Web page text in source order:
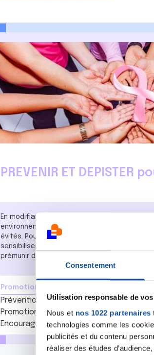
Consentement
Utilisation responsable de
Nous et nos 1022 partenaires
technologies comme les
publicités et du contenu
réaliser des études
PREVENIR ET DEPISTER
En modifiant certaines habitudes, notre
environnements, il est estimé que 40% des
évités. Pour cette raison, la Ligue souhaite
sensibiliser, pour donner à chacun les
prémunir d'un cancer.
Promotion des dépistages
Prévention du risque solaire
Promotion des dépistages et de la
Encourager un mode de vie sain